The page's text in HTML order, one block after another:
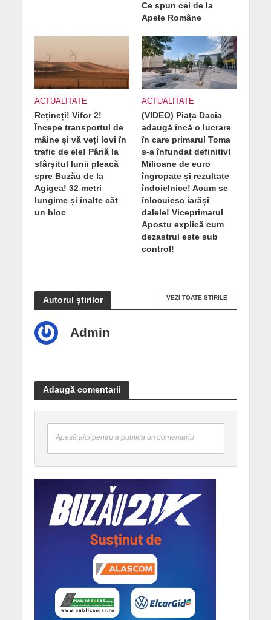
Ce spun cei de la
Apele Române
ACTUALITATE
Rețineți! Vifor 2!
Începe transportul de
mâine și vă veți lovi în
trafic de ele! Până la
sfârșitul lunii pleacă
spre Buzău de la
Agigea! 32 metri
lungime și înalte cât
un bloc
ACTUALITATE
(VIDEO) Piața Dacia
adaugă încă o lucrare
în care primarul Toma
s-a înfundat definitiv!
Milioane de euro
îngropate și rezultate
îndoielnice! Acum se
înlocuiesc iarăși
dalele! Viceprimarul
Apostu explică cum
dezastrul este sub
control!
Autorul știrilor VEZI TOATE ȘTIRILE
Admin
Adaugă comentarii
Apasă aici pentru a publica un comentariu